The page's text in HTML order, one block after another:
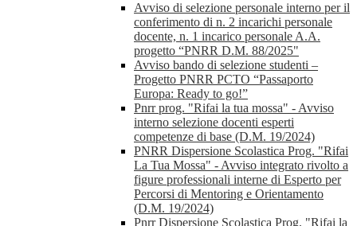
Avviso di selezione personale interno per il
conferimento di n. 2 incarichi personale
docente, n. 1 incarico personale A.A.
progetto “PNRR D.M. 88/2025"
Avviso bando di selezione studenti –
Progetto PNRR PCTO “Passaporto
Europa: Ready to go!”
Pnrr prog. "Rifai la tua mossa" - Avviso
interno selezione docenti esperti
competenze di base (D.M. 19/2024)
PNRR Dispersione Scolastica Prog. "Rifai
La Tua Mossa" - Avviso integrato rivolto a
figure professionali interne di Esperto per
Percorsi di Mentoring e Orientamento
(D.M. 19/2024)
Pnrr Dispersione Scolastica Prog. "Rifai la